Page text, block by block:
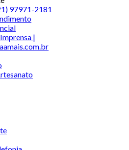
97971-2181
|